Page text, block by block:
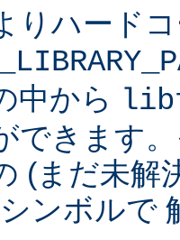
りハード
中から
できます
(まだ未解
ンボルで